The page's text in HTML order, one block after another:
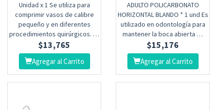
Unidad x 1 Se utiliza para
comprimir vasos de calibre
pequeño y en diferentes
procedimientos quirúrgicos. …
$13,765
Agregar al Carrito
ADULTO POLICARBONATO
HORIZONTAL BLANDO * 1 und Es
utilizado en odontología para
mantener la boca abierta …
$15,176
Agregar al Carrito